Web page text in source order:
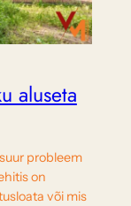
aluseta
probleem
on
või mis